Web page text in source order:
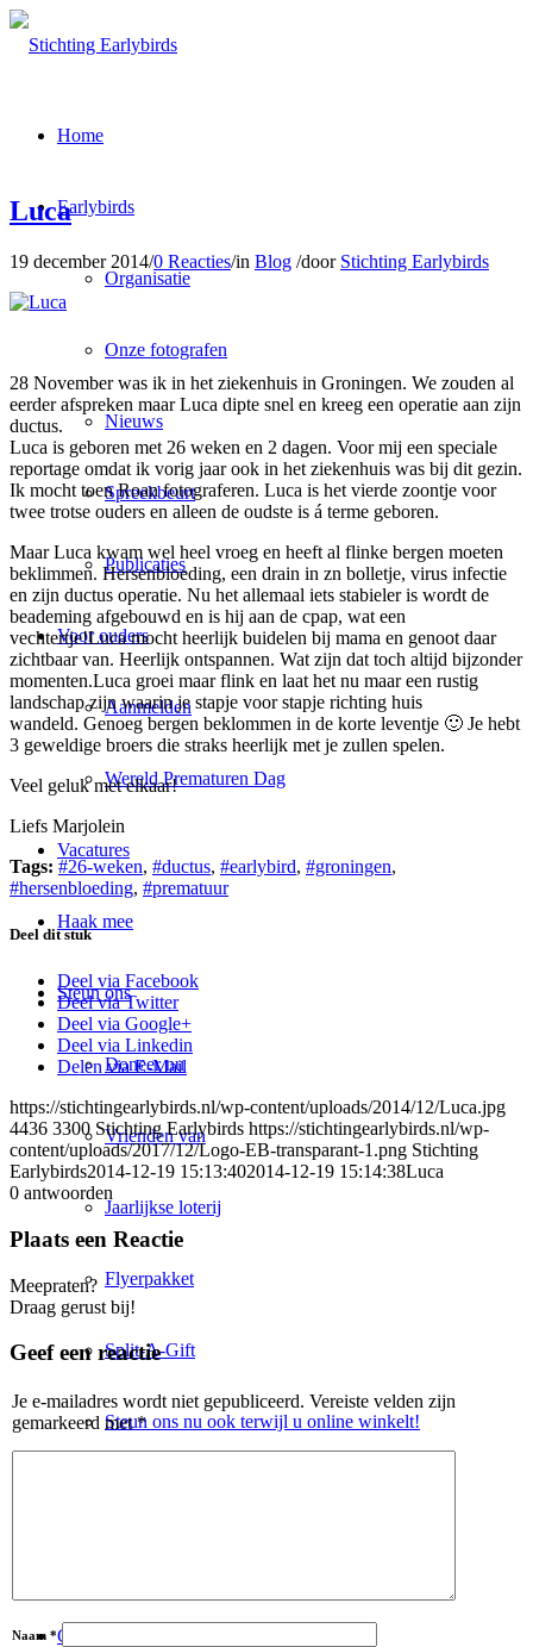
Home
Earlybirds
Organisatie
Onze fotografen
Nieuws
Spreekbeurt
Publicaties
Voor ouders
Aanmelden
Wereld Prematuren Dag
Vacatures
Haak mee
Steun ons
Doneer nu
Vrienden van
Jaarlijkse loterij
Flyerpakket
Split-A-Gift
Steun ons nu ook terwijl u online winkelt!
Contact
Luca
19 december 2014/0 Reacties/in Blog /door Stichting Earlybirds
28 November was ik in het ziekenhuis in Groningen. We zouden al
eerder afspreken maar Luca dipte snel en kreeg een operatie aan zijn
ductus.
Luca is geboren met 26 weken en 2 dagen. Voor mij een speciale
reportage omdat ik vorig jaar ook in het ziekenhuis was bij dit gezin.
Ik mocht toen Roan fotograferen. Luca is het vierde zoontje voor
twee trotse ouders en alleen de oudste is á terme geboren.
Maar Luca kwam wel heel vroeg en heeft al flinke bergen moeten
beklimmen. Hersenbloeding, een drain in zn bolletje, virus infectie
en zijn ductus operatie. Nu het allemaal iets stabieler is wordt de
beademing afgebouwd en is hij aan de cpap, wat een
vechtertje!Luca mocht heerlijk buidelen bij mama en genoot daar
zichtbaar van. Heerlijk ontspannen. Wat zijn dat toch altijd bijzonder
momenten.Luca groei maar flink en laat het nu maar een rustig
landschap zijn waarin je stapje voor stapje richting huis
wandeld. Genoeg bergen beklommen in de korte leventje 🙂 Je hebt
3 geweldige broers die straks heerlijk met je zullen spelen.
Veel geluk met elkaar!
Liefs Marjolein
Tags: #26-weken, #ductus, #earlybird, #groningen,
#hersenbloeding, #prematuur
Deel dit stuk
Deel via Facebook
Deel via Twitter
Deel via Google+
Deel via Linkedin
Delen via E-Mail
https://stichtingearlybirds.nl/wp-content/uploads/2014/12/Luca.jpg
4436 3300 Stichting Earlybirds https://stichtingearlybirds.nl/wp-
content/uploads/2017/12/Logo-EB-transparant-1.png Stichting
Earlybirds2014-12-19 15:13:402014-12-19 15:14:38Luca
0 antwoorden
Plaats een Reactie
Meepraten?
Draag gerust bij!
Geef een reactie
Je e-mailadres wordt niet gepubliceerd. Vereiste velden zijn
gemarkeerd met*
Naam *